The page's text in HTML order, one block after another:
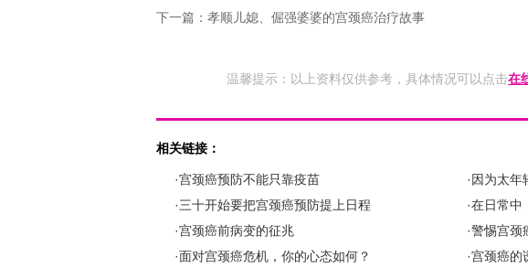
下一篇： 孝顺儿媳、倔强婆婆的宫颈癌治疗故事
温馨提示：以上资料仅供参考，具体情况可以点击在
相关链接：
·宫颈癌预防不能只靠疫苗
·因为太年
·三十开始要把宫颈癌预防提上日程
·在日常中
·宫颈癌前病变的征兆
·警惕宫
·面对宫颈癌危机，你的心态如何？
·宫颈癌的